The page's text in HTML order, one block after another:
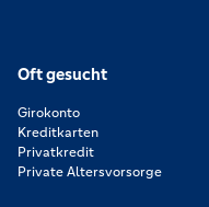
Oft gesucht
Girokonto
Kreditkarten
Privatkredit
Private Altersvorsorge